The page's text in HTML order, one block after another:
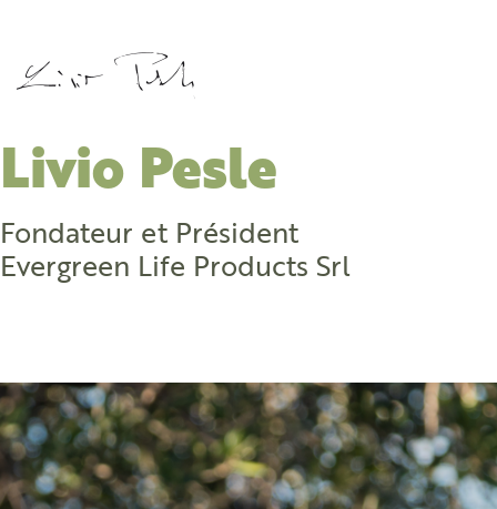
Livio Pesle
Fondateur et Président
Evergreen Life Products Srl